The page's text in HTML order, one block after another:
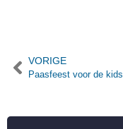
VORIGE
Paasfeest voor de kids